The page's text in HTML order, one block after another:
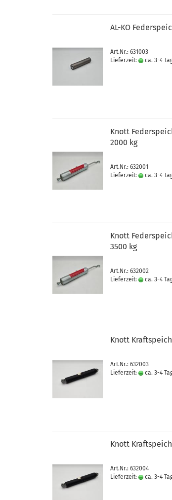
AL-KO
Art.Nr.: 631003
Lieferzeit:
ca. 3-4
Knott
2000 kg
Art.Nr.: 632001
Lieferzeit:
ca. 3-4
Knott
3500 kg
Art.Nr.: 632002
Lieferzeit:
ca. 3-4
Knott
Art.Nr.: 632003
Lieferzeit:
ca. 3-4
Knott
Art.Nr.: 632004
Lieferzeit:
ca. 3-4